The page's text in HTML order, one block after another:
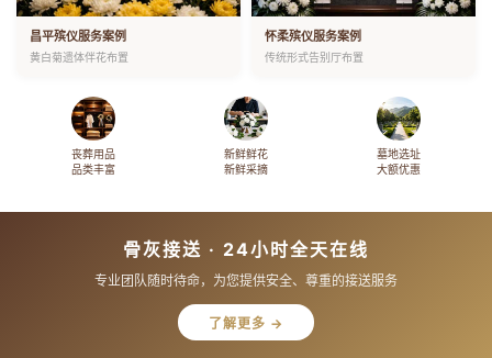
昌平殡仪服务案例
黄白菊遗体伴花布置
怀柔殡仪服务案例
传统形式告别厅布置
丧葬用品
品类丰富
新鲜鲜花
新鲜采摘
墓地选址
大额优惠
骨灰接送 · 24小时全天在线
专业团队随时待命，为您提供安全、尊重的接送服务
了解更多 →